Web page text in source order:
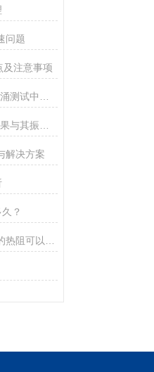
问题
及注意事项
解决方案
？